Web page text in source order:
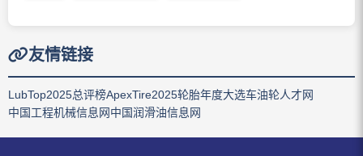
友情链接
LubTop2025总评榜ApexTire2025轮胎年度大选车油轮人才网
中国工程机械信息网中国润滑油信息网